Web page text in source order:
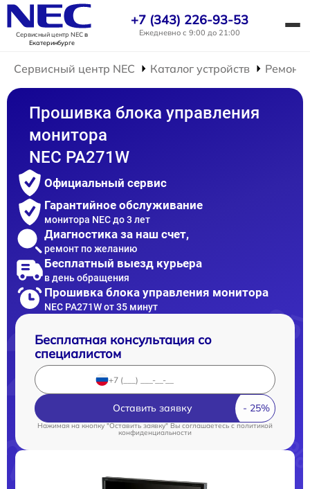
Сервисный центр NECв
Екатеринбурге
+7 (343) 226-93-53
Ежедневно с 9:00 до 21:00
Сервисный центр NEC Каталог устройств Ремонт
Прошивка блока управления
монитора
NEC PA271W
Официальный сервис
Гарантийное обслуживание
монитора NEC до 3 лет
Диагностика за наш счет,
ремонт по желанию
Бесплатный выезд курьера
в день обращения
Прошивка блока управления монитора
NEC PA271W от 35 минут
Бесплатная консультация со
специалистом
Оставить заявку
Нажимая на кнопку "Оставить заявку" Вы соглашаетесь cполитикой
конфиденциальности